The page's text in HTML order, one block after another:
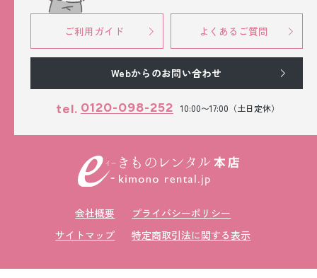
ご利用ガイド よくあるご質問
Webからのお問い合わせ
tel. 0120-098-252 10:00〜17:00（土日定休）
会社概要
プライバシーポリシー
サイトマップ
特定商取引法に関する表示